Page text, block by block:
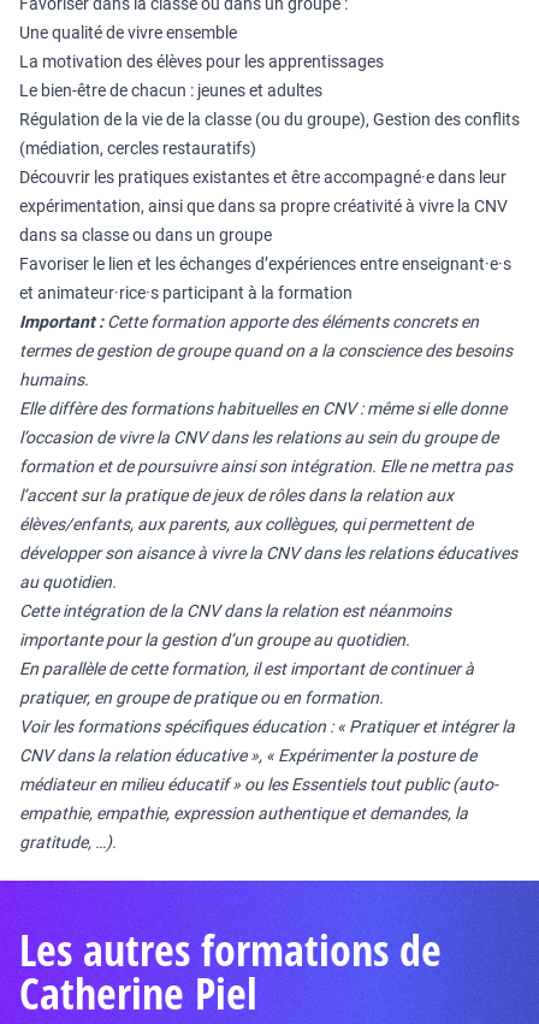
Une qualité de vivre ensemble
La motivation des élèves pour les apprentissages
Le bien-être de chacun : jeunes et adultes
Régulation de la vie de la classe (ou du groupe), Gestion des conflits
(médiation, cercles restauratifs)
Découvrir les pratiques existantes et être accompagné·e dans leur
expérimentation, ainsi que dans sa propre créativité à vivre la CNV
dans sa classe ou dans un groupe
Favoriser le lien et les échanges d’expériences entre enseignant·e·s
et animateur·rice·s participant à la formation
Important :Cette formation apporte des éléments concrets en
termes de gestion de groupe quand on a la conscience des besoins
humains.
Elle diffère des formations habituelles en CNV : même si elle donne
l’occasion de vivre la CNV dans les relations au sein du groupe de
formation et de poursuivre ainsi son intégration. Elle ne mettra pas
l’accent sur la pratique de jeux de rôles dans la relation aux
élèves/enfants, aux parents, aux collègues, qui permettent de
développer son aisance à vivre la CNV dans les relations éducatives
au quotidien.
Cette intégration de la CNV dans la relation est néanmoins
importante pour la gestion d’un groupe au quotidien.
En parallèle de cette formation, il est important de continuer à
pratiquer, en groupe de pratique ou en formation.
Voir les formations spécifiques éducation : « Pratiquer et intégrer la
CNV dans la relation éducative », « Expérimenter la posture de
médiateur en milieu éducatif » ou les Essentiels tout public (auto-
empathie, empathie, expression authentique et demandes, la
gratitude, …).
Les autres formations de
Catherine Piel